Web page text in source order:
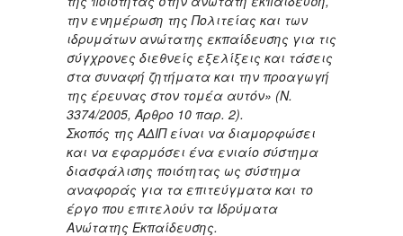
την ενημέρωση της Πολιτείας και των
ιδρυμάτων ανώτατης εκπαίδευσης για τις
σύγχρονες διεθνείς εξελίξεις και τάσεις
στα συναφή ζητήματα και την προαγωγή
της έρευνας στον τομέα αυτόν» (Ν.
3374/2005, Άρθρο 10 παρ. 2).
Σκοπός της ΑΔΙΠ είναι να διαμορφώσει
και να εφαρμόσει ένα ενιαίο σύστημα
διασφάλισης ποιότητας ως σύστημα
αναφοράς για τα επιτεύγματα και το
έργο που επιτελούν τα Ιδρύματα
Ανώτατης Εκπαίδευσης.